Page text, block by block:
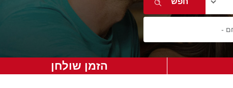
הזמן שולחן